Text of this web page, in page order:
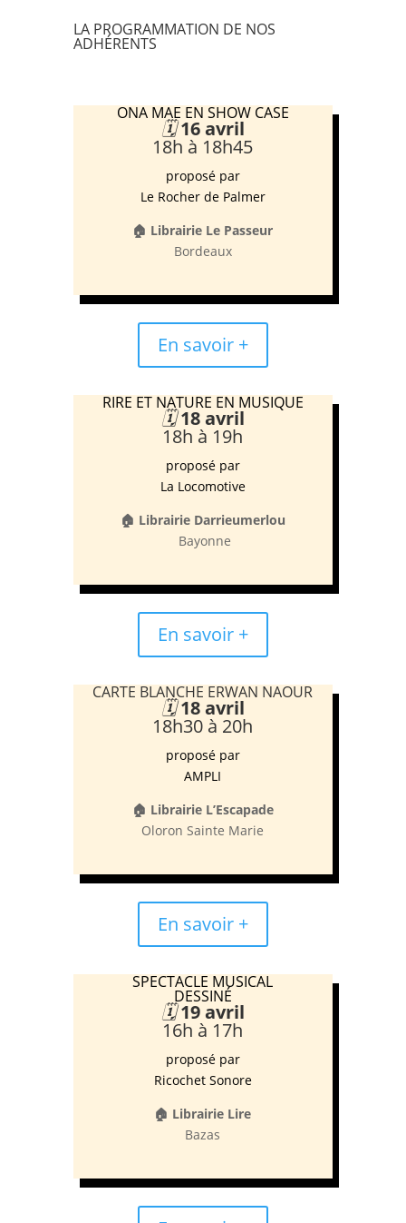
LA PROGRAMMATION DE NOS
ADHÉRENTS
ONA MAE EN SHOW CASE
🗓️16 avril
18h à 18h45
proposé par
Le Rocher de Palmer
🏠 Librairie Le Passeur
Bordeaux
En savoir +
RIRE ET NATURE EN MUSIQUE
🗓️18 avril
18h à 19h
proposé par
La Locomotive
🏠 Librairie Darrieumerlou
Bayonne
En savoir +
CARTE BLANCHE ERWAN NAOUR
🗓️18 avril
18h30 à 20h
proposé par
AMPLI
🏠 Librairie L’Escapade
Oloron Sainte Marie
En savoir +
SPECTACLE MUSICAL
DESSINÉ
🗓️19 avril
16h à 17h
proposé par
Ricochet Sonore
🏠 Librairie Lire
Bazas